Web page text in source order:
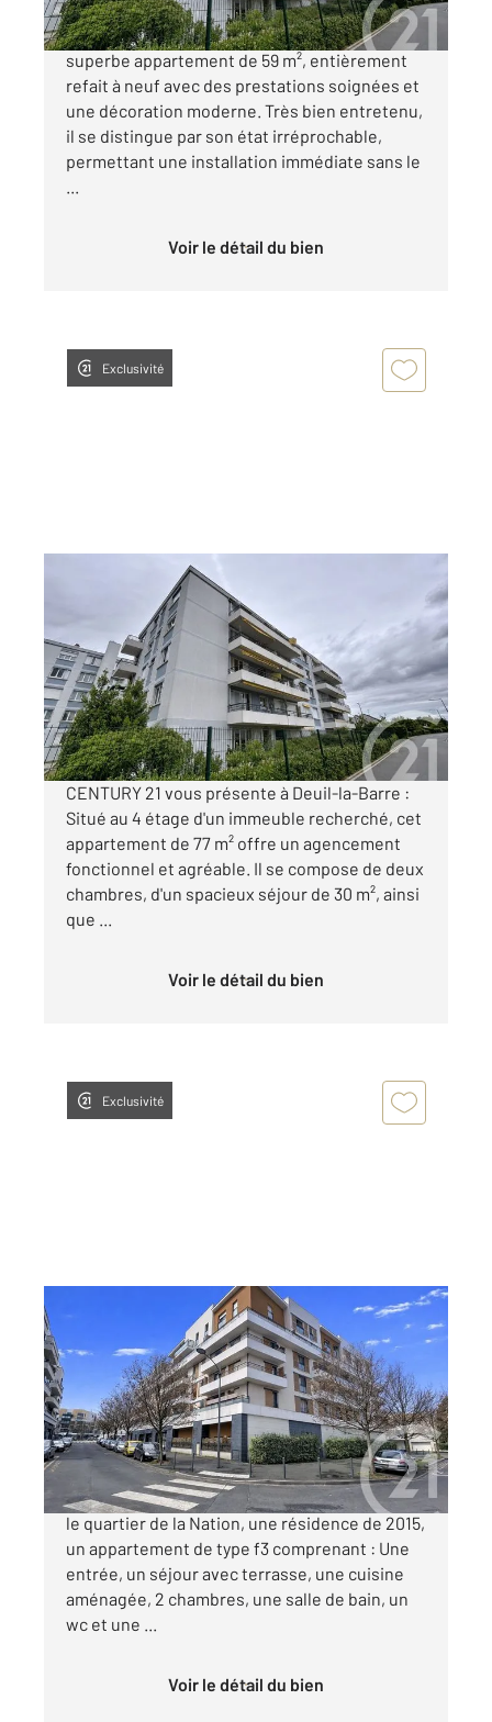
CENTURY 21 Le Domaine vous présente ce
superbe appartement de 59 m², entièrement
refait à neuf avec des prestations soignées et
une décoration moderne. Très bien entretenu,
il se distingue par son état irréprochable,
permettant une installation immédiate sans le
Voir le détail du bien
Exclusivité
DEUIL LA BARRE 95
, 4 pièces
Ref : 11974
Appartement F4 à vendre
250 000 €
Visiter le site dédié
CENTURY 21 vous présente à Deuil-la-Barre :
Situé au 4 étage d'un immeuble recherché, cet
appartement de 77 m² offre un agencement
fonctionnel et agréable. Il se compose de deux
chambres, d'un spacieux séjour de 30 m², ainsi
que ...
Voir le détail du bien
Exclusivité
DEUIL LA BARRE 95
, 3 pièces
Ref : 12120
Appartement F3 à vendre
236 000 €
CENTURY21 LE DOMAINE vous présente dans
le quartier de la Nation, une résidence de 2015,
un appartement de type f3 comprenant : Une
entrée, un séjour avec terrasse, une cuisine
aménagée, 2 chambres, une salle de bain, un
wc et une ...
Voir le détail du bien